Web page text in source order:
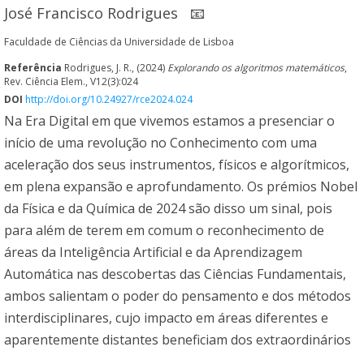
José Francisco Rodrigues 📧
Faculdade de Ciências da Universidade de Lisboa
Referência Rodrigues, J. R., (2024) Explorando os algoritmos matemáticos,
Rev. Ciência Elem., V12(3):024
DOI http://doi.org/10.24927/rce2024.024
Na Era Digital em que vivemos estamos a presenciar o
início de uma revolução no Conhecimento com uma
aceleração dos seus instrumentos, físicos e algorítmicos,
em plena expansão e aprofundamento. Os prémios Nobel
da Física e da Química de 2024 são disso um sinal, pois
para além de terem em comum o reconhecimento de
áreas da Inteligência Artificial e da Aprendizagem
Automática nas descobertas das Ciências Fundamentais,
ambos salientam o poder do pensamento e dos métodos
interdisciplinares, cujo impacto em áreas diferentes e
aparentemente distantes beneficiam dos extraordinários